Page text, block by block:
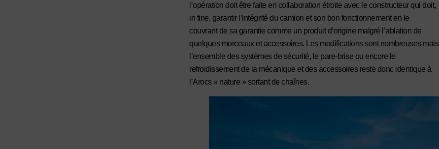
l’opération doit être faite en collaboration étroite avec le constructeur qui doit,
in fine, garantir l’intégrité du camion et son bon fonctionnement en le
couvrant de sa garantie comme un produit d’origine malgré l’ablation de
quelques morceaux et accessoires. Les modifications sont nombreuses mais
l’ensemble des systèmes de sécurité, le pare-brise ou encore le
refroidissement de la mécanique et des accessoires reste donc identique à
l’Arocs « nature » sortant de chaînes.